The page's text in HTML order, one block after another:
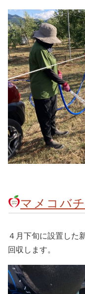
マメコバ
４月下旬に設置した
回収します。